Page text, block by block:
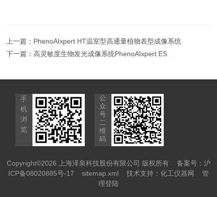
上一篇： PhenoAIxpert HT温室型高通量植物表型成像系统
下一篇：高灵敏度生物发光成像系统PhenoAIxpert ES
手
机
浏
览
公
众
号
二
维
码
Copyright©2026 上海泽泉科技股份有限公司 版权所有 备案号：沪
ICP备08020885号-17
sitemap.xml 技术支持： 化工仪器网
管
理登陆